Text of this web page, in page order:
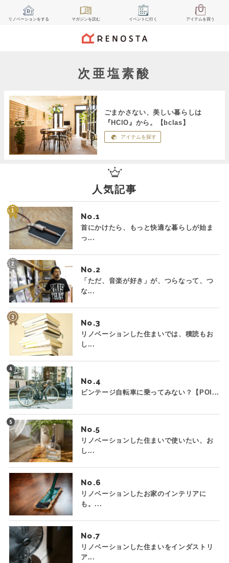
リノベーションをする マガジンを読む イベント に行く アイテムを買う
次亜塩素酸
ごまかさない、美しい暮らしは
『HClO』から。【bclas】
アイテムを探す
人気記事
No.
首にかけたら、もっと快適な暮らしが始ま
っ...
No.
「ただ、音楽が好き」が、つらなって、つ
な...
No.
リノベーションした住まいでは、積読もお
し...
No.
ビンテージ自転車に乗ってみない？【POI...
No.
リノベーションした住まいで使いたい、お
し...
No.
リノベーションしたお家のインテリアに
も。...
No.
リノベーションした住まいをインダストリ
ア...